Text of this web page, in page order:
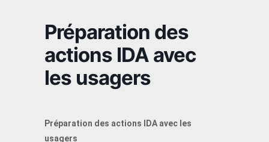
Préparation des
actions IDA avec
les usagers
Préparation des actions IDA avec les
usagers